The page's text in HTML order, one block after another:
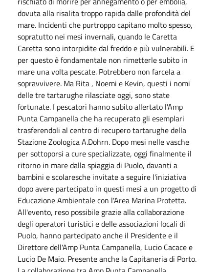
dovuta alla risalita troppo rapida dalle profondità del
mare. Incidenti che purtroppo capitano molto spesso,
sopratutto nei mesi invernali, quando le Caretta
Caretta sono intorpidite dal freddo e più vulnerabili. E
per questo è fondamentale non rimetterle subito in
mare una volta pescate. Potrebbero non farcela a
sopravvivere. Ma Rita , Noemi e Kevin, questi i nomi
delle tre tartarughe rilasciate oggi, sono state
fortunate. I pescatori hanno subito allertato l'Amp
Punta Campanella che ha recuperato gli esemplari
trasferendoli al centro di recupero tartarughe della
Stazione Zoologica A.Dohrn. Dopo mesi nelle vasche
per sottoporsi a cure specializzate, oggi finalmente il
ritorno in mare dalla spiaggia di Puolo, davanti a
bambini e scolaresche invitate a seguire l'iniziativa
dopo avere partecipato in questi mesi a un progetto di
Educazione Ambientale con l'Area Marina Protetta.
All'evento, reso possibile grazie alla collaborazione
degli operatori turistici e delle associazioni locali di
Puolo, hanno partecipato anche il Presidente e il
Direttore dell'Amp Punta Campanella, Lucio Cacace e
Lucio De Maio. Presente anche la Capitaneria di Porto.